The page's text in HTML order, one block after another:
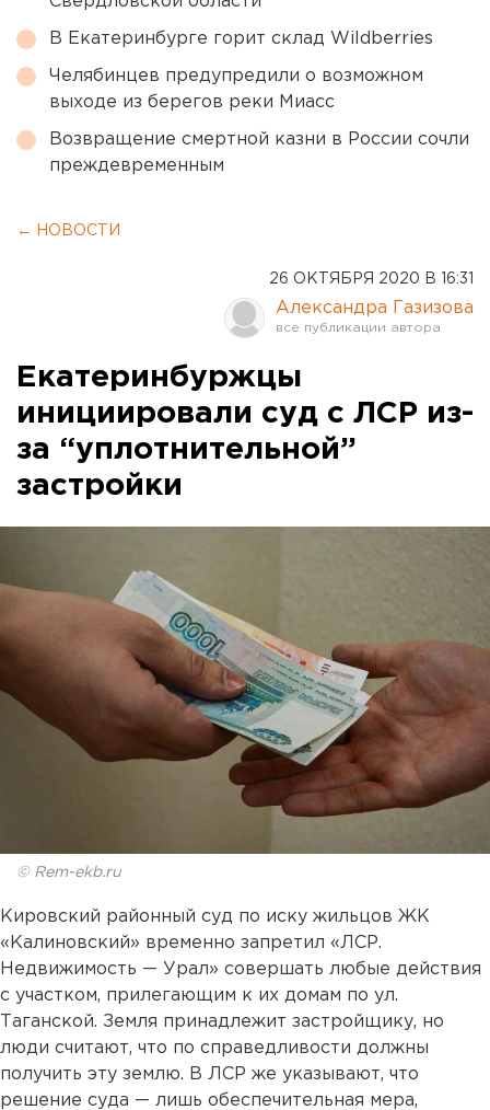
В Екатеринбурге горит склад Wildberries
Челябинцев предупредили о возможном
выходе из берегов реки Миасс
Возвращение смертной казни в России сочли
преждевременным
← НОВОСТИ
26 ОКТЯБРЯ 2020 В 16:31
Александра Газизова
Екатеринбуржцы
инициировали суд с ЛСР из-
за “уплотнительной”
застройки
© Rem-ekb.ru
Кировский районный суд по иску жильцов ЖК
«Калиновский» временно запретил «ЛСР.
Недвижимость — Урал» совершать любые действия
с участком, прилегающим к их домам по ул.
Таганской. Земля принадлежит застройщику, но
люди считают, что по справедливости должны
получить эту землю. В ЛСР же указывают, что
решение суда — лишь обеспечительная мера,